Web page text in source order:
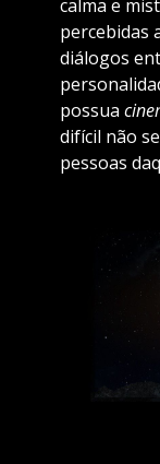
calma e
percebidas
diálogos
possua
difícil não
pessoas